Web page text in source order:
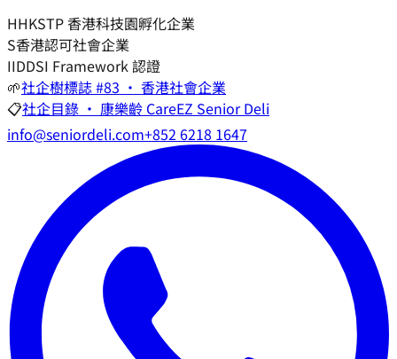
HHKSTP 香港科技園孵化企業
S香港認可社會企業
IIDDSI Framework 認證
🌱社企樹標誌 #83 · 香港社會企業
📋社企目錄 · 康樂齡 CareEZ Senior Deli
info@seniordeli.com+852 6218 1647